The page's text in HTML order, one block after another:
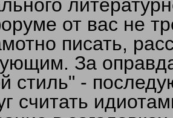
от вас не
писать,
За
стиль" -
считать